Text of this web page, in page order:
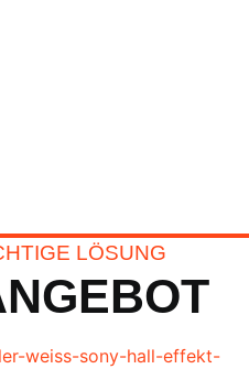
LÖSUNG